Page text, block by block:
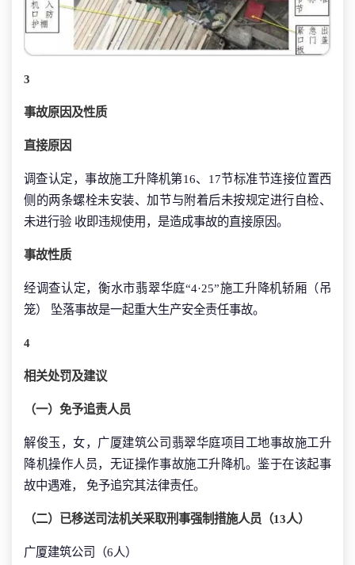
3
事故原因及性质
直接原因
调查认定，事故施工升降机第16、17节标准节连接位置西
侧的两条螺栓未安装、加节与附着后未按规定进行自检、
未进行验 收即违规使用，是造成事故的直接原因。
事故性质
经调查认定，衡水市翡翠华庭“4·25”施工升降机轿厢（吊
笼） 坠落事故是一起重大生产安全责任事故。
4
相关处罚及建议
（一）免予追责人员
解俊玉，女，广厦建筑公司翡翠华庭项目工地事故施工升
降机操作人员，无证操作事故施工升降机。鉴于在该起事
故中遇难， 免予追究其法律责任。
（二）已移送司法机关采取刑事强制措施人员（13人）
广厦建筑公司（6人）